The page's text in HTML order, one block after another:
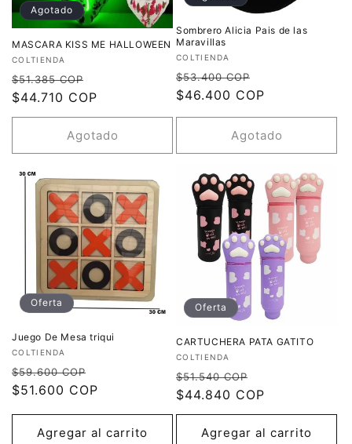
Agotado
MASCARA KISS ME HALLOWEEN
Proveedor:
COLTIENDA
Precio
habitual
$51.385 COP
de
oferta
$44.710 COP
Agotado
Sombrero Alicia Pais de las
Maravillas
Proveedor:
COLTIENDA
Precio
habitual
$53.400 COP
de
oferta
$46.400 COP
Agotado
Oferta
Juego De Mesa triqui
Proveedor:
COLTIENDA
Precio
habitual
$59.600 COP
de
$51.600 COP
Agregar al carrito
Oferta
CARTUCHERA PATA GATITO
Proveedor:
COLTIENDA
Precio
habitual
$51.540 COP
de
oferta
$44.840 COP
Agregar al carrito